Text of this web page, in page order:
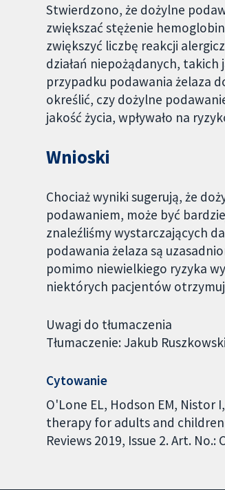
Stwierdzono, że dożylne
zwiększać stężenie
zwiększyć liczbę reakcji
działań niepożądanych,
przypadku podawania żelaza
określić, czy dożylne
jakość życia, wpływało na
Wnioski
Chociaż wyniki sugerują, że
podawaniem, może być
znaleźliśmy wystarczających
podawania żelaza są
pomimo niewielkiego ryzyka
niektórych pacjentów
Uwagi do tłumaczenia
Tłumaczenie: Jakub
Cytowanie
O'Lone EL, Hodson EM, Nistor
therapy for adults and
Reviews 2019, Issue 2. Art. No.: